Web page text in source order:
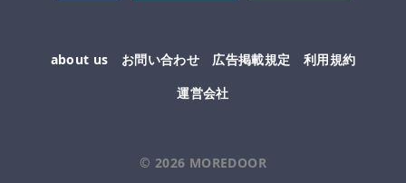
about us お問い合わせ 広告掲載規定
利用規約
運営会社
© 2026 MOREDOOR